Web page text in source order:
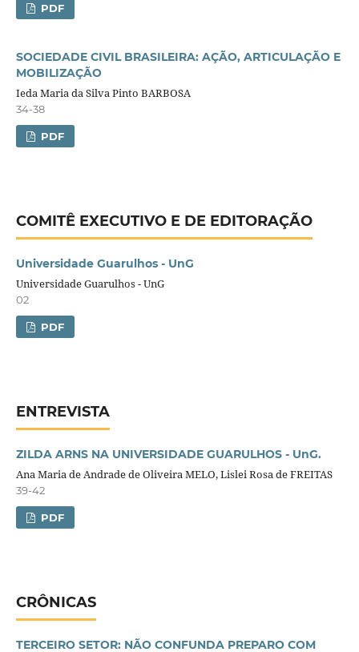
PDF
SOCIEDADE CIVIL BRASILEIRA: AÇÃO, ARTICULAÇÃO E
MOBILIZAÇÃO
Ieda Maria da Silva Pinto BARBOSA
34-38
PDF
COMITÊ EXECUTIVO E DE EDITORAÇÃO
Universidade Guarulhos - UnG
Universidade Guarulhos - UnG
02
PDF
ENTREVISTA
ZILDA ARNS NA UNIVERSIDADE GUARULHOS - UnG.
Ana Maria de Andrade de Oliveira MELO, Lislei Rosa de FREITAS
39-42
PDF
CRÔNICAS
TERCEIRO SETOR: NÃO CONFUNDA PREPARO COM